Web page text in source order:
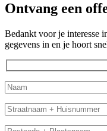
Ontvang een
Bedankt voor je interesse
gegevens in en je hoort